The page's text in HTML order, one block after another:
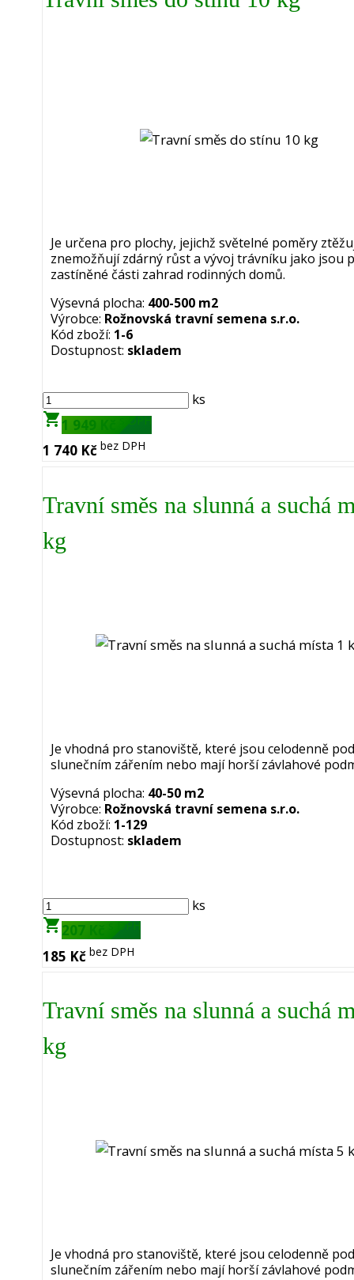
Je určena pro plochy, jejichž světelné poměry
znemožňují zdárný růst a vývoj trávníku jako jsou
zastíněné části zahrad rodinných domů.
Výsevná plocha: 400-500 m2
Výrobce: Rožnovská travní semena s.r.o.
Kód zboží: 1-6
Dostupnost: skladem
ks
shopping_cart1 949 Kč s DPH
1 740 Kč bez DPH
Travní směs na slunná a suchá
kg
Je vhodná pro stanoviště, které jsou celodenně
slunečním zářením nebo mají horší závlahové
Výsevná plocha: 40-50 m2
Výrobce: Rožnovská travní semena s.r.o.
Kód zboží: 1-129
Dostupnost: skladem
ks
shopping_cart207 Kč s DPH
185 Kč bez DPH
Travní směs na slunná a suchá
kg
Je vhodná pro stanoviště, které jsou celodenně
slunečním zářením nebo mají horší závlahové